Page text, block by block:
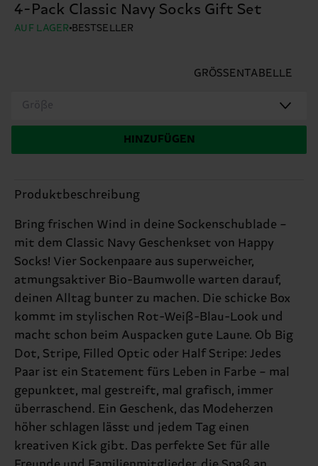
4-Pack Classic Navy Socks Gift Set
AUF LAGER BESTSELLER
GRÖSSENTABELLE
Größe
HINZUFÜGEN
Produktbeschreibung
Bring frischen Wind in deine Sockenschublade –
mit dem Classic Navy Geschenkset von Happy
Socks! Vier Sockenpaare aus superweicher,
atmungsaktiver Bio-Baumwolle warten darauf,
deinen Alltag bunter zu machen. Die schicke Box
kommt im stylischen Rot-Weiß-Blau-Look und
macht schon beim Auspacken gute Laune. Ob Big
Dot, Stripe, Filled Optic oder Half Stripe: Jedes
Paar ist ein Statement fürs Leben in Farbe – mal
gepunktet, mal gestreift, mal grafisch, immer
überraschend. Ein Geschenk, das Modeherzen
höher schlagen lässt und jedem Tag einen
kreativen Kick gibt. Das perfekte Set für alle